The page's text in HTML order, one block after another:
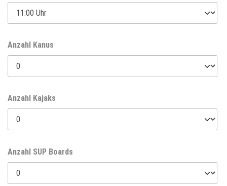
Anzahl Kanus
Anzahl Kajaks
Anzahl SUP Boards